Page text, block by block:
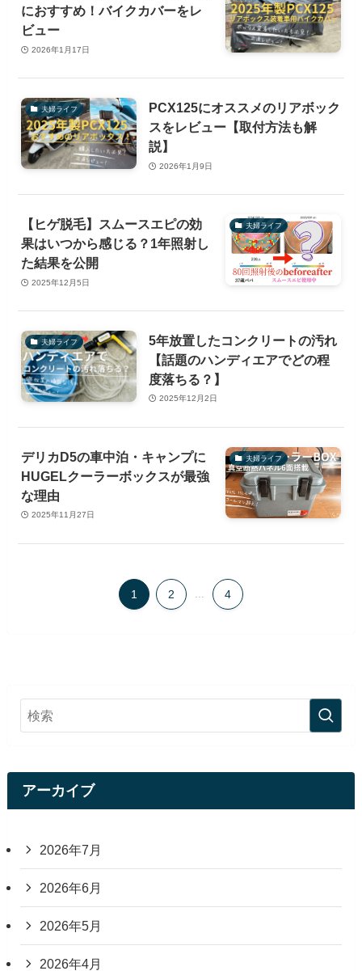
におすすめ！バイクカバーをレ
ビュー
2026年1月17日
夫婦ライフ
PCX125にオススメのリアボック
スをレビュー【取付方法も解
説】
2026年1月9日
夫婦ライフ
【ヒゲ脱毛】スムースエピの効
果はいつから感じる？1年照射し
た結果を公開
2025年12月5日
夫婦ライフ
5年放置したコンクリートの汚れ
【話題のハンディエアでどの程
度落ちる？】
2025年12月2日
夫婦ライフ
デリカD5の車中泊・キャンプに
HUGELクーラーボックスが最強
な理由
2025年11月27日
1 2 4
アーカイブ
2026年7月
2026年6月
2026年5月
2026年4月